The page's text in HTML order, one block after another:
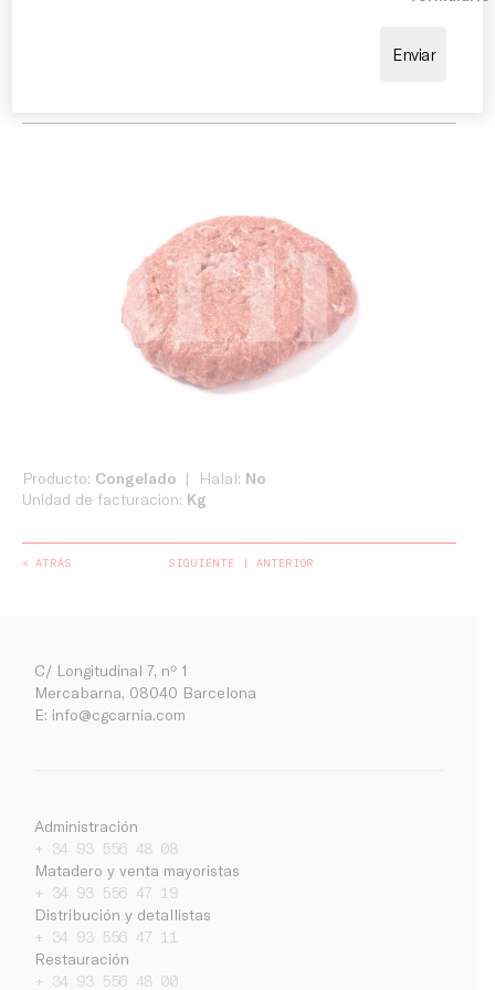
Empresa
Noticias
Producto: Congelado Halal: No
Unidad de facturacion: Kg
< ATRÁS SIGUIENTE ANTERIOR
C/ Longitudinal 7, nº 1
Mercabarna, 08040 Barcelona
E: info@cgcarnia.com
Administración
+ 34 93 556 48 08
Matadero y venta mayoristas
+ 34 93 556 47 19
Distribución y detallistas
+ 34 93 556 47 11
Restauración
+ 34 93 556 48 00